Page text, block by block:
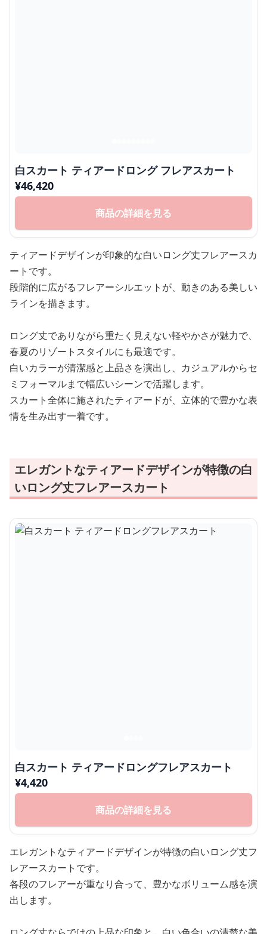
白スカート ティアードロング フレアスカート
¥46,420
商品の詳細を見る
ティアードデザインが印象的な白いロング丈フレアースカ
ートです。
段階的に広がるフレアーシルエットが、動きのある美しい
ラインを描きます。
ロング丈でありながら重たく見えない軽やかさが魅力で、
春夏のリゾートスタイルにも最適です。
白いカラーが清潔感と上品さを演出し、カジュアルからセ
ミフォーマルまで幅広いシーンで活躍します。
スカート全体に施されたティアードが、立体的で豊かな表
情を生み出す一着です。
エレガントなティアードデザインが特徴の白
いロング丈フレアースカート
白スカート ティアードロングフレアスカート
¥4,420
商品の詳細を見る
エレガントなティアードデザインが特徴の白いロング丈フ
レアースカートです。
各段のフレアーが重なり合って、豊かなボリューム感を演
出します。